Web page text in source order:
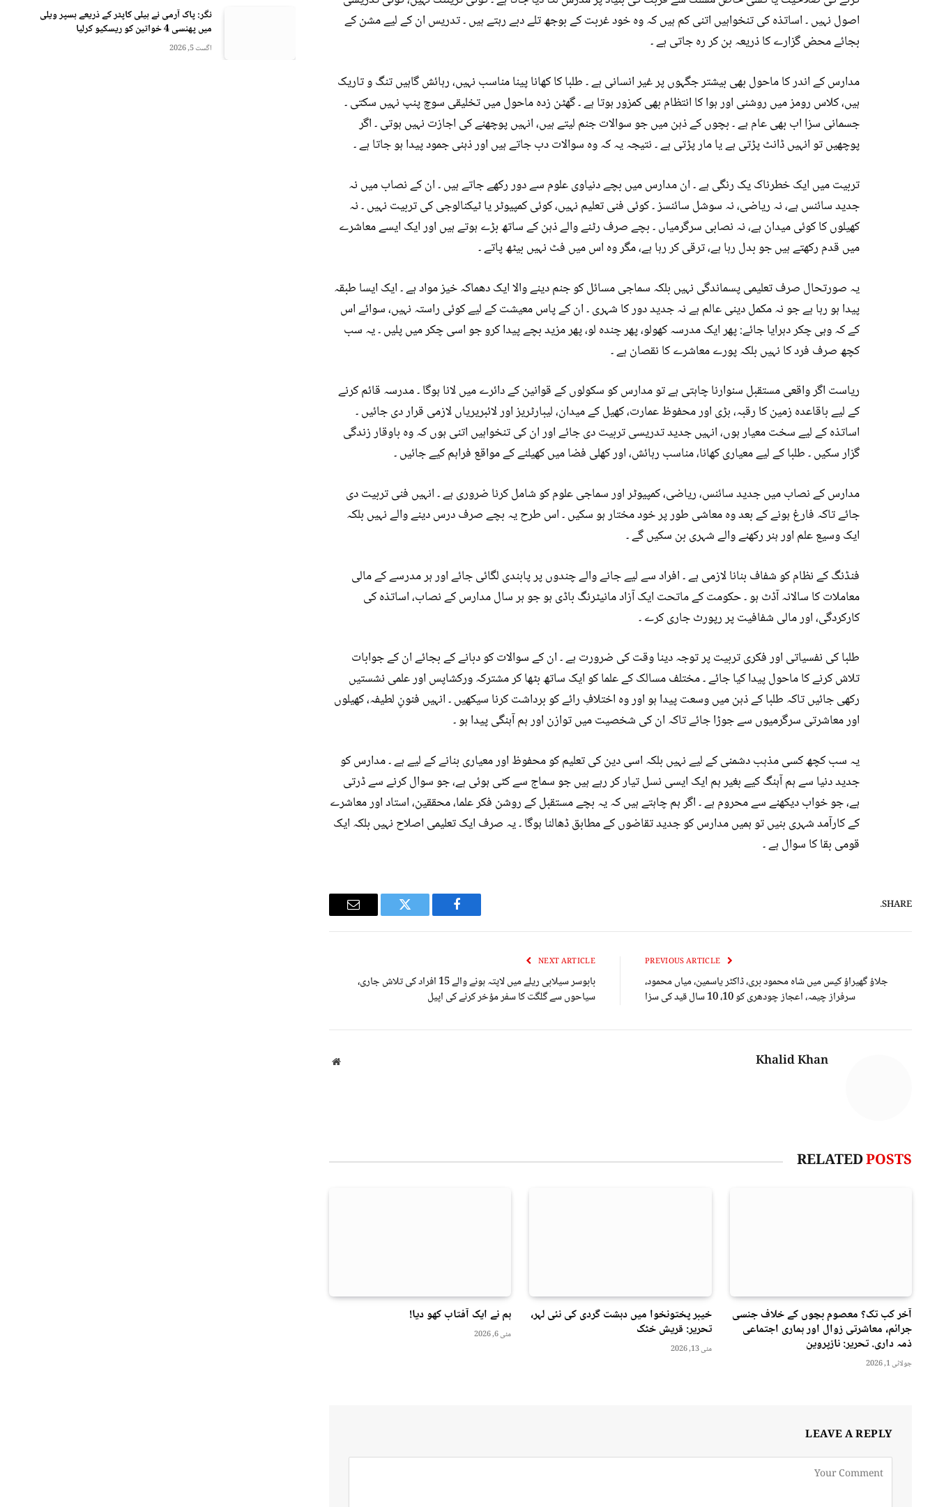
اصول نہیں ۔ اساتذہ کی تنخواہیں اتنی کم ہیں کہ وہ خود غربت کے بوجھ تلے دبے رہتے ہیں ۔ تدریس ان کے لیے مشن کے
بجائے محض گزارے کا ذریعہ بن کر رہ جاتی ہے ۔
مدارس کے اندر کا ماحول بھی بیشتر جگہوں پر غیر انسانی ہے ۔ طلبا کا کھانا پینا مناسب نہیں، رہائش گاہیں تنگ و تاریک
ہیں، کلاس رومز میں روشنی اور ہوا کا انتظام بھی کمزور ہوتا ہے ۔ گھٹن زدہ ماحول میں تخلیقی سوچ پنپ نہیں سکتی ۔
جسمانی سزا اب بھی عام ہے ۔ بچوں کے ذہن میں جو سوالات جنم لیتے ہیں، انہیں پوچھنے کی اجازت نہیں ہوتی ۔ اگر
پوچھیں تو انہیں ڈانٹ پڑتی ہے یا مار پڑتی ہے ۔ نتیجہ یہ کہ وہ سوالات دب جاتے ہیں اور ذہنی جمود پیدا ہو جاتا ہے ۔
تربیت میں ایک خطرناک یک رنگی ہے ۔ ان مدارس میں بچے دنیاوی علوم سے دور رکھے جاتے ہیں ۔ ان کے نصاب میں نہ
جدید سائنس ہے، نہ ریاضی، نہ سوشل سائنسز ۔ کوئی فنی تعلیم نہیں، کوئی کمپیوٹر یا ٹیکنالوجی کی تربیت نہیں ۔ نہ
کھیلوں کا کوئی میدان ہے، نہ نصابی سرگرمیاں ۔ بچے صرف رٹنے والے ذہن کے ساتھ بڑے ہوتے ہیں اور ایک ایسے معاشرے
میں قدم رکھتے ہیں جو بدل رہا ہے، ترقی کر رہا ہے، مگر وہ اس میں فٹ نہیں بیٹھ پاتے ۔
یہ صورتحال صرف تعلیمی پسماندگی نہیں بلکہ سماجی مسائل کو جنم دینے والا ایک دھماکہ خیز مواد ہے ۔ ایک ایسا طبقہ
پیدا ہو رہا ہے جو نہ مکمل دینی عالم ہے نہ جدید دور کا شہری ۔ ان کے پاس معیشت کے لیے کوئی راستہ نہیں، سوائے اس
کے کہ وہی چکر دہرایا جائے: پھر ایک مدرسہ کھولو، پھر چندہ لو، پھر مزید بچے پیدا کرو جو اسی چکر میں پلیں ۔ یہ سب
کچھ صرف فرد کا نہیں بلکہ پورے معاشرے کا نقصان ہے ۔
ریاست اگر واقعی مستقبل سنوارنا چاہتی ہے تو مدارس کو سکولوں کے قوانین کے دائرے میں لانا ہوگا ۔ مدرسہ قائم کرنے
کے لیے باقاعدہ زمین کا رقبہ، بڑی اور محفوظ عمارت، کھیل کے میدان، لیبارٹریز اور لائبریریاں لازمی قرار دی جائیں ۔
اساتذہ کے لیے سخت معیار ہوں، انہیں جدید تدریسی تربیت دی جائے اور ان کی تنخواہیں اتنی ہوں کہ وہ باوقار زندگی
گزار سکیں ۔ طلبا کے لیے معیاری کھانا، مناسب رہائش، اور کھلی فضا میں کھیلنے کے مواقع فراہم کیے جائیں ۔
مدارس کے نصاب میں جدید سائنس، ریاضی، کمپیوٹر اور سماجی علوم کو شامل کرنا ضروری ہے ۔ انہیں فنی تربیت دی
جائے تاکہ فارغ ہونے کے بعد وہ معاشی طور پر خود مختار ہو سکیں ۔ اس طرح یہ بچے صرف درس دینے والے نہیں بلکہ
ایک وسیع علم اور ہنر رکھنے والے شہری بن سکیں گے ۔
فنڈنگ کے نظام کو شفاف بنانا لازمی ہے ۔ افراد سے لیے جانے والے چندوں پر پابندی لگائی جائے اور ہر مدرسے کے مالی
معاملات کا سالانہ آڈٹ ہو ۔ حکومت کے ماتحت ایک آزاد مانیٹرنگ باڈی ہو جو ہر سال مدارس کے نصاب، اساتذہ کی
کارکردگی، اور مالی شفافیت پر رپورٹ جاری کرے ۔
طلبا کی نفسیاتی اور فکری تربیت پر توجہ دینا وقت کی ضرورت ہے ۔ ان کے سوالات کو دبانے کے بجائے ان کے جوابات
تلاش کرنے کا ماحول پیدا کیا جائے ۔ مختلف مسالک کے علما کو ایک ساتھ بٹھا کر مشترکہ ورکشاپس اور علمی نشستیں
رکھی جائیں تاکہ طلبا کے ذہن میں وسعت پیدا ہو اور وہ اختلافِ رائے کو برداشت کرنا سیکھیں ۔ انہیں فنونِ لطیفہ، کھیلوں
اور معاشرتی سرگرمیوں سے جوڑا جائے تاکہ ان کی شخصیت میں توازن اور ہم آہنگی پیدا ہو ۔
یہ سب کچھ کسی مذہب دشمنی کے لیے نہیں بلکہ اسی دین کی تعلیم کو محفوظ اور معیاری بنانے کے لیے ہے ۔ مدارس کو
جدید دنیا سے ہم آہنگ کیے بغیر ہم ایک ایسی نسل تیار کر رہے ہیں جو سماج سے کٹی ہوئی ہے، جو سوال کرنے سے ڈرتی
ہے، جو خواب دیکھنے سے محروم ہے ۔ اگر ہم چاہتے ہیں کہ یہ بچے مستقبل کے روشن فکر علما، محققین، استاد اور معاشرے
کے کارآمد شہری بنیں تو ہمیں مدارس کو جدید تقاضوں کے مطابق ڈھالنا ہوگا ۔ یہ صرف ایک تعلیمی اصلاح نہیں بلکہ ایک
قومی بقا کا سوال ہے ۔
SHARE.
Facebook
Twitter
Email
جلاؤ گھیراؤ کیس میں شاہ محمود بری، ڈاکٹر یاسمین، میاں محمود،
سرفراز چیمہ، اعجاز چودھری کو 10، 10 سال قید کی سزا
NEXT ARTICLE
بابوسر سیلابی ریلے میں لاپتہ ہونے والے 15 افراد کی تلاش جاری،
سیاحوں سے گلگت کا سفر مؤخر کرنے کی اپیل
Khalid Khan
Website
RELATEDPOSTS
آخر کب تک؟ معصوم بچوں کے خلاف جنسی
جرائم، معاشرتی زوال اور ہماری اجتماعی
ذمہ داری. تحریر: نازپروین
جولائی 1, 2026
خیبر پختونخوا میں دہشت گردی کی نئی لہر،
تحریر: قریش خٹک
مئی 13, 2026
ہم نے ایک آفتاب کھو دیا!
مئی 6, 2026
LEAVE A REPLY
نگر: پاک آرمی نے ہیلی کاپٹر کے ذریعے ہسپر ویلی
میں پھنسی 4 خواتین کو ریسکیو کرلیا
اگست 5, 2026